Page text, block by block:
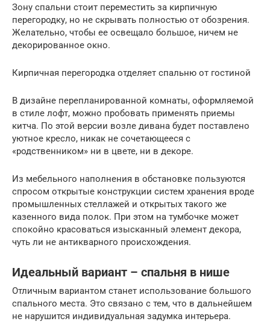
Зону спальни стоит переместить за кирпичную
перегородку, но не скрывать полностью от обозрения.
Желательно, чтобы ее освещало большое, ничем не
декорированное окно.
Кирпичная перегородка отделяет спальню от гостиной
В дизайне перепланированной комнаты, оформляемой
в стиле лофт, можно пробовать применять приемы
китча. По этой версии возле дивана будет поставлено
уютное кресло, никак не сочетающееся с
«родственником» ни в цвете, ни в декоре.
Из мебельного наполнения в обстановке пользуются
спросом открытые конструкции систем хранения вроде
промышленных стеллажей и открытых такого же
казенного вида полок. При этом на тумбочке может
спокойно красоваться изысканный элемент декора,
чуть ли не антикварного происхождения.
Идеальный вариант – спальня в нише
Отличным вариантом станет использование большого
спального места. Это связано с тем, что в дальнейшем
не нарушится индивидуальная задумка интерьера.